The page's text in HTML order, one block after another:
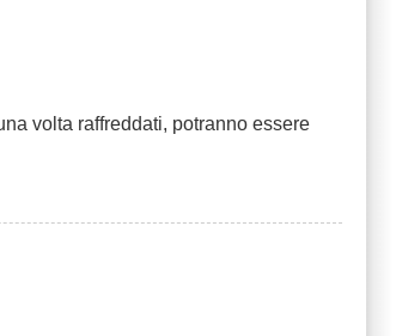
volta raffreddati, potranno essere